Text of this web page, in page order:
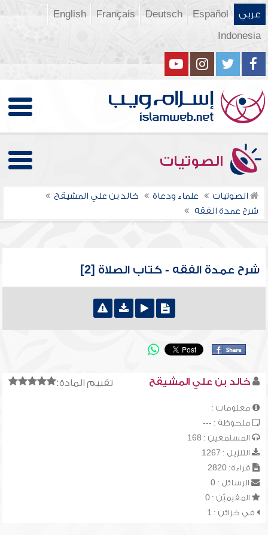
عربي Español
Deutsch
Français
English
Indonesia
الصوتيات
الصوتيات علماء ودعاة
خالد بن علي المشيقح
شرح عمدة الفقه
شرح عمدة الفقه - كتاب الصلاة [2]
تقييم المادة: خالد بن علي المشيقح
معلومات :
ملحوظة : ---
المستمعين : 168
التنزيل : 1267
قراءة: 2820
الرسائل : 0
المقيميّن : 0
في خزائن : 1